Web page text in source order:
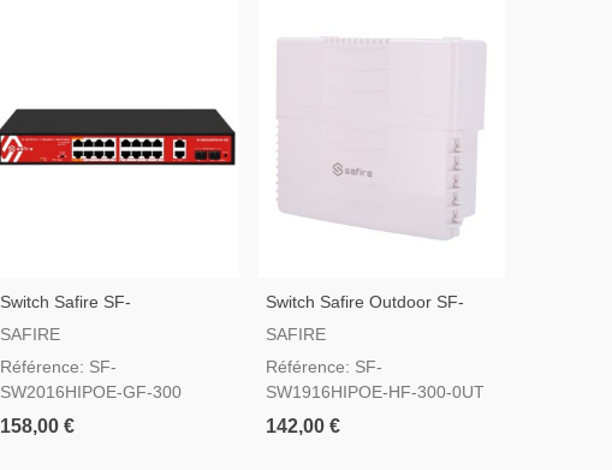
Switch Safire SF-
SW2016HIPOE-GF-300
SAFIRE
Référence: SF-
SW2016HIPOE-GF-300
158,00 €
Switch Safire Outdoor SF-
SW1916HIPOE-HF-300-OUT
SAFIRE
Référence: SF-
SW1916HIPOE-HF-300-0UT
142,00 €